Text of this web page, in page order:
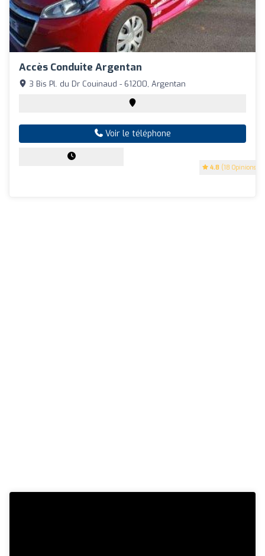
Accès Conduite Argentan
4.8 (18 Opinions)
3 Bis Pl. du Dr Couinaud - 61200, Argentan
Voir le téléphone